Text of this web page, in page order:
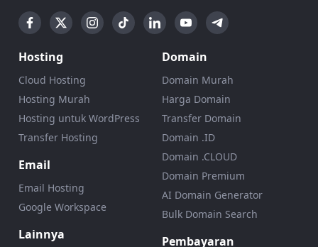
Hosting
Cloud Hosting
Hosting Murah
Hosting untuk WordPress
Transfer Hosting
Email
Email Hosting
Google Workspace
Lainnya
Domain
Domain Murah
Harga Domain
Transfer Domain
Domain .ID
Domain .CLOUD
Domain Premium
AI Domain Generator
Bulk Domain Search
Pembayaran